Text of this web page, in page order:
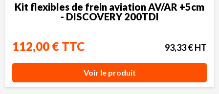
Kit flexibles de frein aviation AV/AR +5cm
- DISCOVERY 200TDI
112,00 € TTC 93,33 € HT
Voir le produit